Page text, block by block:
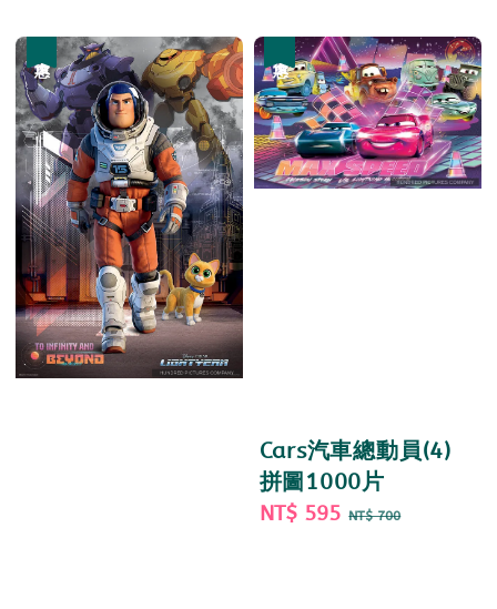
Cars汽車總動員(4)
拼圖1000片
Sale
NT$ 595 Regular
NT$ 700